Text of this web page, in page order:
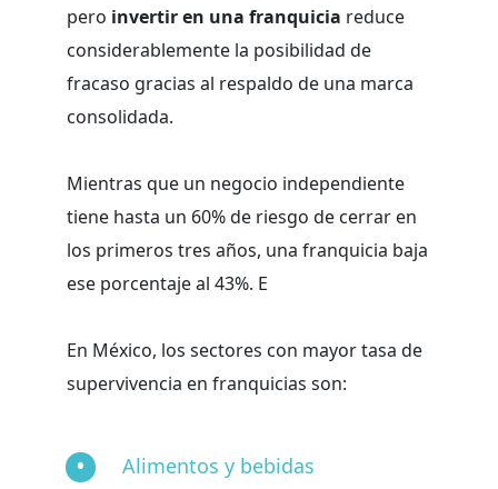
pero invertir en una franquicia reduce
considerablemente la posibilidad de
fracaso gracias al respaldo de una marca
consolidada.
Mientras que un negocio independiente
tiene hasta un 60% de riesgo de cerrar en
los primeros tres años, una franquicia baja
ese porcentaje al 43%. E
En México, los sectores con mayor tasa de
supervivencia en franquicias son:
Alimentos y bebidas